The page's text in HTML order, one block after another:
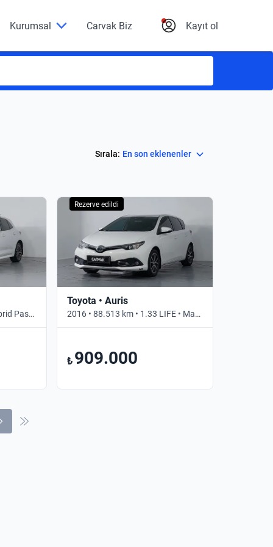
Kurumsal Carvak Biz Kayıt ol
Sırala: En son eklenenler
2023 • 55.303 km • 1.8 Hybrid Passion XPack Hatchback 140 • Otomatik
Rezerve edildi
Toyota • Auris
2016 • 88.513 km • 1.33 LIFE • Manuel
₺ 909.000